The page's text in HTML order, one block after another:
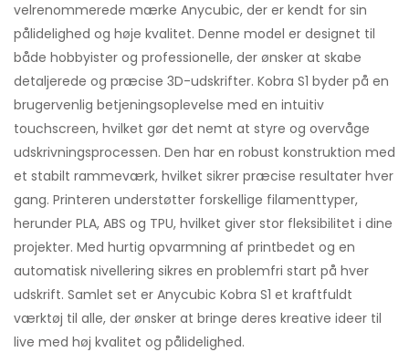
velrenommerede mærke Anycubic, der er kendt for sin
pålidelighed og høje kvalitet. Denne model er designet til
både hobbyister og professionelle, der ønsker at skabe
detaljerede og præcise 3D-udskrifter. Kobra S1 byder på en
brugervenlig betjeningsoplevelse med en intuitiv
touchscreen, hvilket gør det nemt at styre og overvåge
udskrivningsprocessen. Den har en robust konstruktion med
et stabilt rammeværk, hvilket sikrer præcise resultater hver
gang. Printeren understøtter forskellige filamenttyper,
herunder PLA, ABS og TPU, hvilket giver stor fleksibilitet i dine
projekter. Med hurtig opvarmning af printbedet og en
automatisk nivellering sikres en problemfri start på hver
udskrift. Samlet set er Anycubic Kobra S1 et kraftfuldt
værktøj til alle, der ønsker at bringe deres kreative ideer til
live med høj kvalitet og pålidelighed.